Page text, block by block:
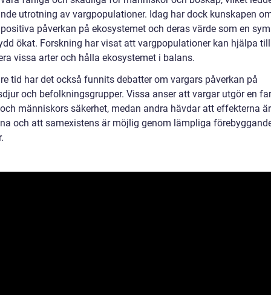
utrotning av vargpopulationer. Idag har dock kunskapen
påverkan på ekosystemet och deras värde som en
ökat. Forskning har visat att vargpopulationer kan hjälpa
vissa arter och hålla ekosystemet i balans.
tid har det också funnits debatter om vargars påverkan på
och befolkningsgrupper. Vissa anser att vargar utgör en
människors säkerhet, medan andra hävdar att effekterna är
och att samexistens är möjlig genom lämpliga